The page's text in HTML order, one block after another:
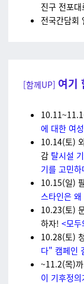
진구 전포
전국간담회
[함께UP] 여기
에 대한 여
10.14(토)
감 탈시설
기를 고민하
10.15(일)
스타인은
10.23(토)
하자! <모두
10.28(토)
다" 캠페인
~11.2(목)
이 기후정